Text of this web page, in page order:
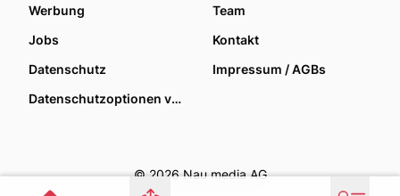
Werbung
Team
Jobs
Kontakt
Datenschutz
Impressum / AGBs
Datenschutzoptionen verwalten
© 2026 Nau media AG